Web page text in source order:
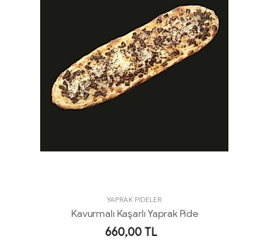
YAPRAK PİDELER
Kavurmalı Kaşarlı Yaprak Pide
660,00 TL